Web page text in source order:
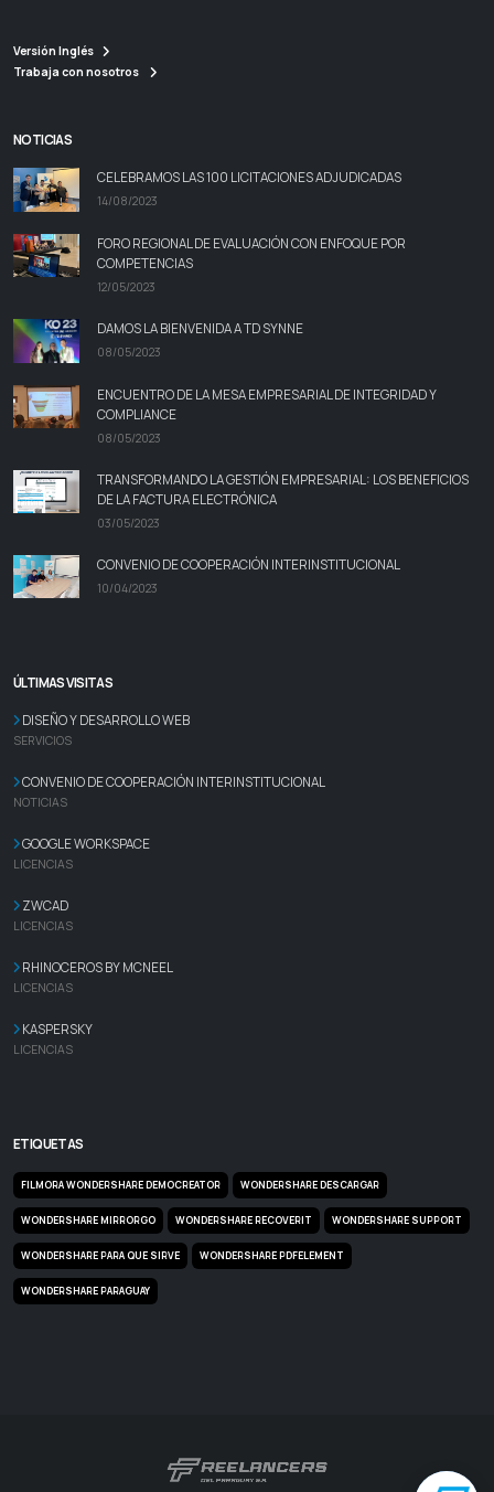
Versión Inglés
Trabaja con nosotros
NOTICIAS
CELEBRAMOS LAS 100 LICITACIONES ADJUDICADAS
14/08/2023
FORO REGIONAL DE EVALUACIÓN CON ENFOQUE POR
COMPETENCIAS
12/05/2023
DAMOS LA BIENVENIDA A TD SYNNE
08/05/2023
ENCUENTRO DE LA MESA EMPRESARIAL DE INTEGRIDAD Y
COMPLIANCE
08/05/2023
TRANSFORMANDO LA GESTIÓN EMPRESARIAL: LOS BENEFICIOS
DE LA FACTURA ELECTRÓNICA
03/05/2023
CONVENIO DE COOPERACIÓN INTERINSTITUCIONAL
10/04/2023
ÚLTIMAS VISITAS
DISEÑO Y DESARROLLO WEB
SERVICIOS
CONVENIO DE COOPERACIÓN INTERINSTITUCIONAL
NOTICIAS
GOOGLE WORKSPACE
LICENCIAS
ZWCAD
LICENCIAS
RHINOCEROS BY MCNEEL
LICENCIAS
KASPERSKY
LICENCIAS
ETIQUETAS
FILMORA WONDERSHARE DEMOCREATOR WONDERSHARE DESCARGAR
WONDERSHARE MIRRORGO WONDERSHARE RECOVERIT WONDERSHARE SUPPORT
WONDERSHARE PARA QUE SIRVE WONDERSHARE PDFELEMENT
WONDERSHARE PARAGUAY